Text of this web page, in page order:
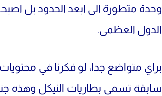
وحدة متطورة الى ابعد الحدود بل
الدول العظمى.
براي متواضع جدا، لو فكرنا في محتويات
سابقة تسمى بطاريات النيكل وهذه